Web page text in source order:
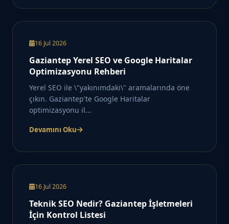
16 Jul 2026
Gaziantep Yerel SEO ve Google Haritalar
Optimizasyonu Rehberi
Yerel SEO ile \"yakınımdaki\" aramalarında öne
çıkın. Gaziantep'te Google Haritalar
optimizasyonu il...
Devamını Oku
16 Jul 2026
Teknik SEO Nedir? Gaziantep İşletmeleri
İçin Kontrol Listesi